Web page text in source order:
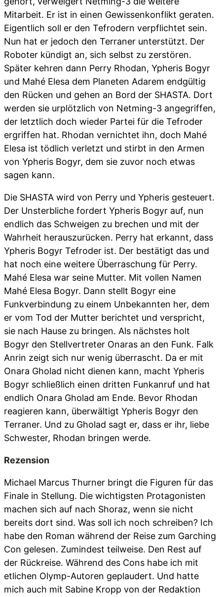
Mitarbeit. Er ist in einen Gewissenkonflikt geraten.
Eigentlich soll er den Tefrodern verpflichtet sein.
Nun hat er jedoch den Terraner unterstützt. Der
Roboter kündigt an, sich selbst zu zerstören.
Später kehren dann Perry Rhodan, Ypheris Bogyr
und Mahé Elesa dem Planeten Adarem endgültig
den Rücken und gehen an Bord der SHASTA. Dort
werden sie urplötzlich von Netming-3 angegriffen,
der letztlich doch wieder Partei für die Tefroder
ergriffen hat. Rhodan vernichtet ihn, doch Mahé
Elesa ist tödlich verletzt und stirbt in den Armen
von Ypheris Bogyr, dem sie zuvor noch etwas
sagen kann.
Die SHASTA wird von Perry und Ypheris gesteuert.
Der Unsterbliche fordert Ypheris Bogyr auf, nun
endlich das Schweigen zu brechen und mit der
Wahrheit herauszurücken. Perry hat erkannt, dass
Ypheris Bogyr Tefroder ist. Der bestätigt das und
hat noch eine weitere Überraschung für Perry.
Mahé Elesa war seine Mutter. Mit vollen Namen
Mahé Elesa Bogyr. Dann stellt Bogyr eine
Funkverbindung zu einem Unbekannten her, dem
er vom Tod der Mutter berichtet und verspricht,
sie nach Hause zu bringen. Als nächstes holt
Bogyr den Stellvertreter Onaras an den Funk. Falk
Anrin zeigt sich nur wenig überrascht. Da er mit
Onara Gholad nicht dienen kann, macht Ypheris
Bogyr schließlich einen dritten Funkanruf und hat
endlich Onara Gholad am Ende. Bevor Rhodan
reagieren kann, überwältigt Ypheris Bogyr den
Terraner. Und zu Gholad sagt er, dass er ihr, liebe
Schwester, Rhodan bringen werde.
Rezension
Michael Marcus Thurner bringt die Figuren für das
Finale in Stellung. Die wichtigsten Protagonisten
machen sich auf nach Shoraz, wenn sie nicht
bereits dort sind. Was soll ich noch schreiben? Ich
habe den Roman während der Reise zum Garching
Con gelesen. Zumindest teilweise. Den Rest auf
der Rückreise. Während des Cons habe ich mit
etlichen Olymp-Autoren geplaudert. Und hatte
mich auch mit Sabine Kropp von der Redaktion